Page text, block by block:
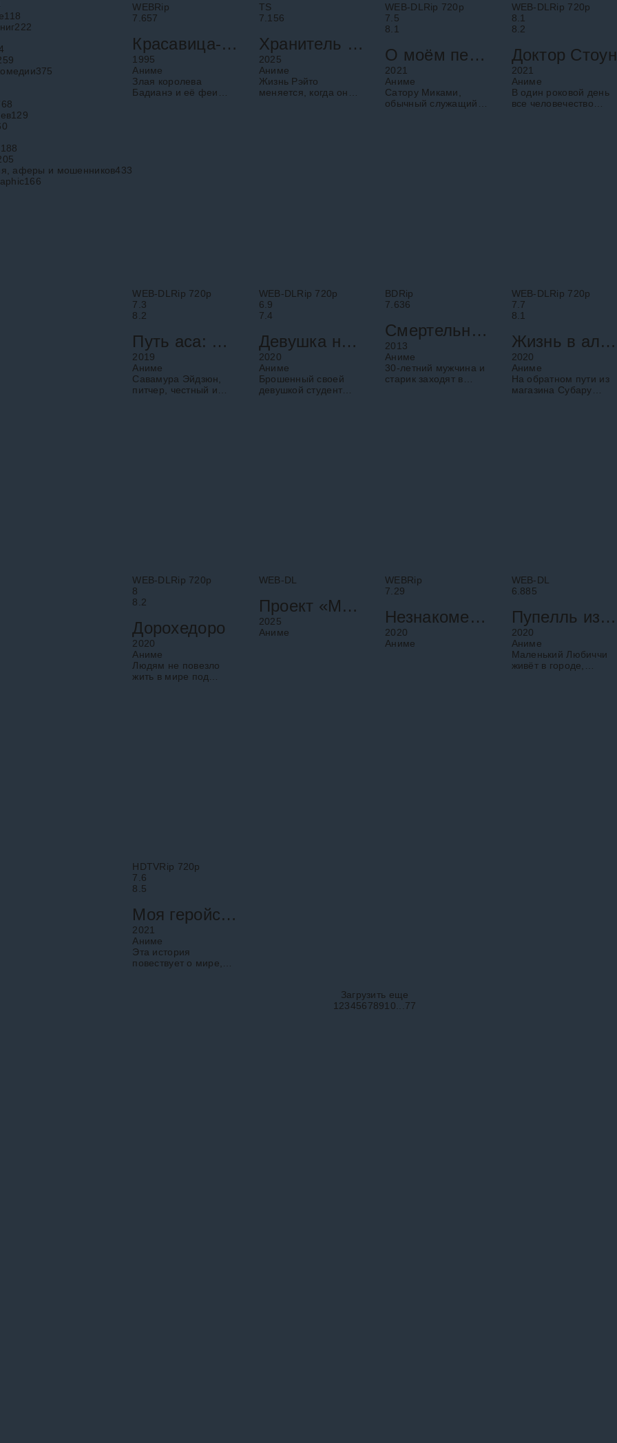
118
222
375
129
188
аферы и мошенников433
166
WEBRip
7.657
Красавица-воин Сейлор Мун Супер Эс: Иллюзия чёрной дыры снов
1995
Аниме
Злая королева
Бадианэ и её феи
TS
7.156
Хранитель камфорного дерева
2025
Аниме
Жизнь Рэйто
меняется, когда он
WEB-DLRip 720p
7.5
8.1
О моём перерождении в слизь
2021
Аниме
Сатору Миками,
обычный служащий
WEB-DLRip 720p
8.1
8.2
Доктор Стоун
2021
Аниме
В один роковой день
все человечество
WEB-DLRip 720p
7.3
8.2
Путь аса: Второй акт
2019
Аниме
Савамура Эйдзюн,
питчер, честный и
WEB-DLRip 720p
6.9
7.4
Девушка на час
2020
Аниме
Брошенный своей
девушкой студент
BDRip
7.636
Смертельный бильярд
2013
Аниме
30-летний мужчина и
старик заходят в
WEB-DLRip 720p
7.7
8.1
Жизнь в альтернативном мире с нуля
2020
Аниме
На обратном пути из
магазина Субару
WEB-DLRip 720p
8
8.2
Дорохедоро
2020
Аниме
Людям не повезло
жить в мире под
WEB-DL
Проект «Мир»: Сломанный мир и непоющая Мику
2025
Аниме
WEBRip
7.29
Незнакомец на берегу моря
2020
Аниме
WEB-DL
6.885
Пупелль из города дымоходов
2020
Аниме
Маленький Любиччи
живёт в городе,
HDTVRip 720p
7.6
8.5
Моя геройская академия
2021
Аниме
Эта история
повествует о мире,
Загрузить еще
1 2345678910 77